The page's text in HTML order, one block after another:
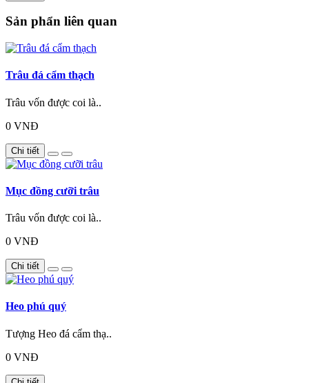
Sản phẩn liên quan
Trâu đá cẩm thạch
Trâu vốn được coi là..
0 VNĐ
Chi tiết
Mục đồng cưỡi trâu
Trâu vốn được coi là..
0 VNĐ
Chi tiết
Heo phú quý
Tượng Heo đá cẩm thạ..
0 VNĐ